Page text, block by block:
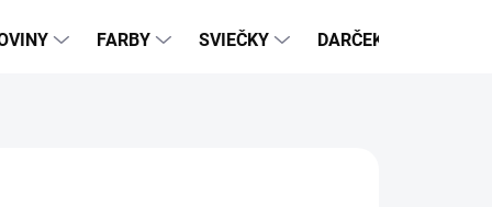
FARBY SVIEČKY DARČEKOVÝ POUKAZ